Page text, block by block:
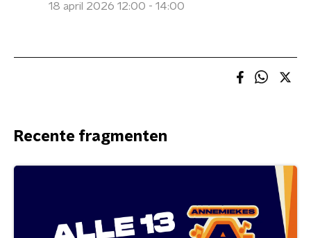
18 april 2026 12:00 - 14:00
Recente fragmenten